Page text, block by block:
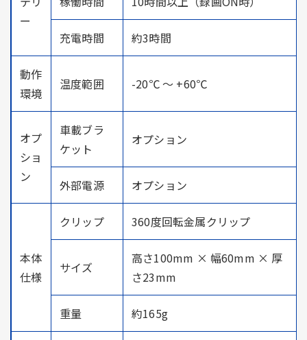
ー
充電時間 約3時間
動作
環境
温度範囲 -20℃ ～ +60℃
オプ
ショ
ン
車載ブラ
ケット
オプション
外部電源 オプション
本体
仕様
クリップ 360度回転金属クリップ
サイズ
高さ100mm × 幅60mm × 厚
さ23mm
重量 約165g